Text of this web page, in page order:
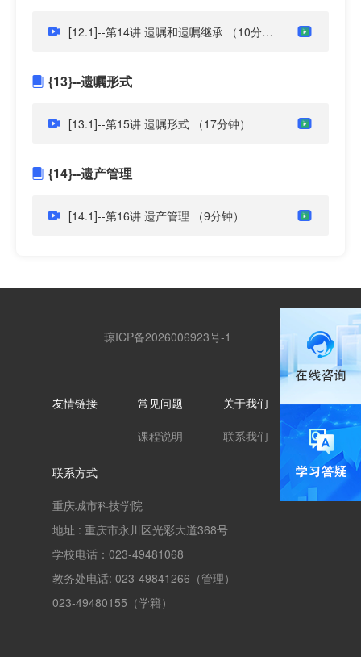
[12.1]--第14讲 遗嘱和遗嘱继承 （10分钟）
{13}--遗嘱形式
[13.1]--第15讲 遗嘱形式 （17分钟）
{14}--遗产管理
[14.1]--第16讲 遗产管理 （9分钟）
琼ICP备2026006923号-1
友情链接 常见问题
课程说明
关于我们
联系我们
联系方式
重庆城市科技学院
地址 : 重庆市永川区光彩大道368号
学校电话：023-49481068
教务处电话: 023-49841266（管理）
023-49480155（学籍）